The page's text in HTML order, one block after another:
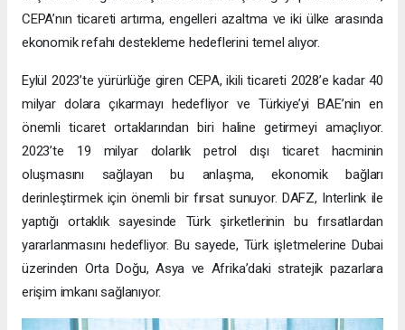
CEPA’nın ticareti artırma, engelleri azaltma ve iki ülke arasında
ekonomik refahı destekleme hedeflerini temel alıyor.
Eylül 2023’te yürürlüğe giren CEPA, ikili ticareti 2028’e kadar 40
milyar dolara çıkarmayı hedefliyor ve Türkiye’yi BAE’nin en
önemli ticaret ortaklarından biri haline getirmeyi amaçlıyor.
2023’te 19 milyar dolarlık petrol dışı ticaret hacminin
oluşmasını sağlayan bu anlaşma, ekonomik bağları
derinleştirmek için önemli bir fırsat sunuyor. DAFZ, Interlink ile
yaptığı ortaklık sayesinde Türk şirketlerinin bu fırsatlardan
yararlanmasını hedefliyor. Bu sayede, Türk işletmelerine Dubai
üzerinden Orta Doğu, Asya ve Afrika’daki stratejik pazarlara
erişim imkanı sağlanıyor.